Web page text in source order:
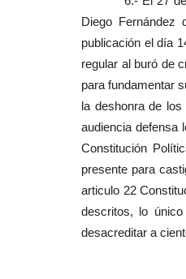
Diego Fernández
publicación el día
regular al buró de
para fundamentar
la deshonra de
audiencia defensa
Constitución
presente para
articulo 22
descritos, lo
desacreditar a